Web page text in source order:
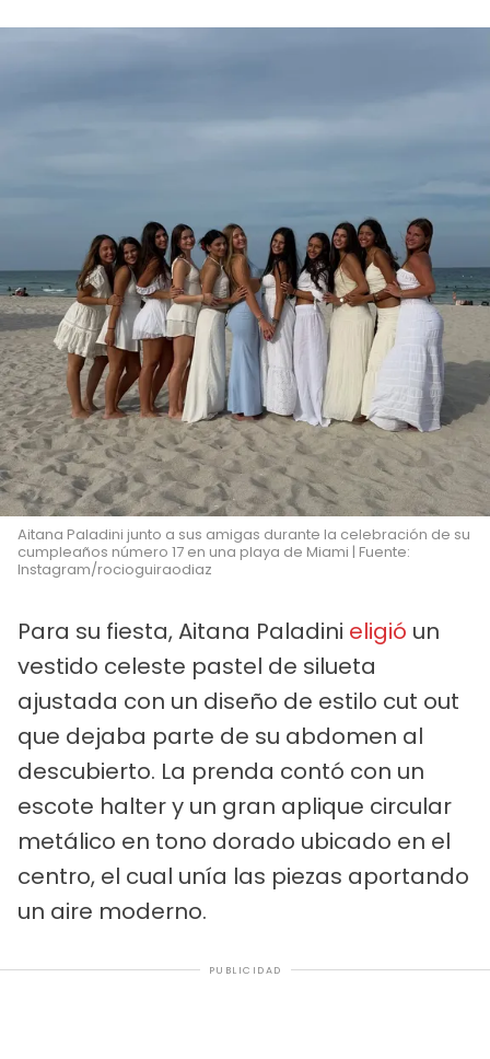
Aitana Paladini junto a sus amigas durante la celebración de su
cumpleaños número 17 en una playa de Miami | Fuente:
Instagram/rocioguiraodiaz
Para su fiesta, Aitana Paladini eligió un
vestido celeste pastel de silueta
ajustada con un diseño de estilo cut out
que dejaba parte de su abdomen al
descubierto. La prenda contó con un
escote halter y un gran aplique circular
metálico en tono dorado ubicado en el
centro, el cual unía las piezas aportando
un aire moderno.
PUBLICIDAD